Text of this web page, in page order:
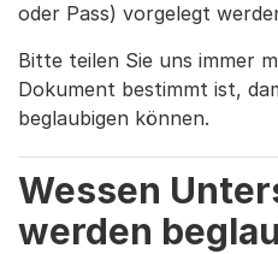
oder Pass) vorgelegt
Bitte teilen Sie uns immer
Dokument bestimmt ist,
beglaubigen können.
Wessen
werden